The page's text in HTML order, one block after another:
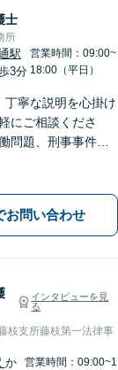
士
所
駅
3分
営業時間：09:00~
18:00（平日）
丁寧な説明を心掛け
にご相談くださ
問題、刑事事件そ
お問い合わせ
インタビューを見
る
枝支所藤枝第一法律事
か
営業時間：09:00~1